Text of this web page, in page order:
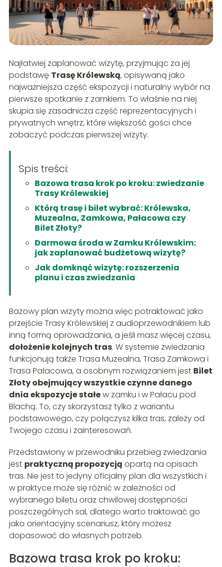
Najłatwiej zaplanować wizytę, przyjmując za jej
podstawę Trasę Królewską, opisywaną jako
najważniejsza część ekspozycji i naturalny wybór na
pierwsze spotkanie z zamkiem. To właśnie na niej
skupia się zasadnicza część reprezentacyjnych i
prywatnych wnętrz, które większość gości chce
zobaczyć podczas pierwszej wizyty.
Spis treści:
Bazowa trasa krok po kroku: zwiedzanie
Trasy Królewskiej
Którą trasę i bilet wybrać: Królewska,
Muzealna, Zamkowa, Pałacowa czy
Bilet Złoty?
Darmowa środa w Zamku Królewskim:
jak zaplanować budżetową wizytę?
Jak domknąć wizytę: rozszerzenia
planu i czas zwiedzania
Bazowy plan wizyty można więc potraktować jako
przejście Trasy Królewskiej z audioprzewodnikiem lub
inną formą oprowadzania, a jeśli masz więcej czasu,
dołożenie kolejnych tras. W systemie zwiedzania
funkcjonują także Trasa Muzealna, Trasa Zamkowa i
Trasa Pałacowa, a osobnym rozwiązaniem jest Bilet
Złoty obejmujący wszystkie czynne danego
dnia ekspozycje stałew zamku i w Pałacu pod
Blachą. To, czy skorzystasz tylko z wariantu
podstawowego, czy połączysz kilka tras, zależy od
Twojego czasu i zainteresowań.
Przedstawiony w przewodniku przebieg zwiedzania
jest praktyczną propozycją opartą na opisach
tras. Nie jest to jedyny oficjalny plan dla wszystkich i
w praktyce może się różnić w zależności od
wybranego biletu oraz chwilowej dostępności
poszczególnych sal, dlatego warto traktować go
jako orientacyjny scenariusz, który możesz
dopasować do własnych potrzeb.
Bazowa trasa krok po kroku: